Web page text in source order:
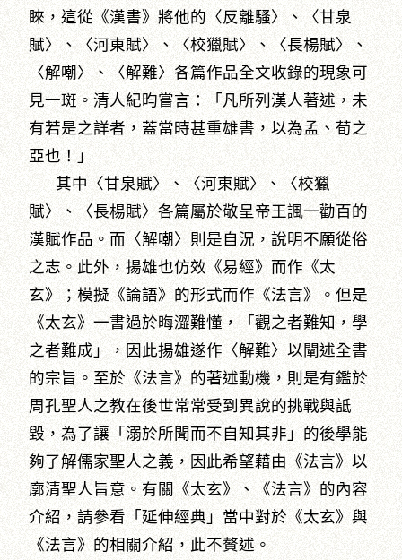
睞，這從《漢書》將他的〈反離騷〉、〈甘泉
賦〉、〈河東賦〉、〈校獵賦〉、〈長楊賦〉、
〈解嘲〉、〈解難〉各篇作品全文收錄的現象可
見一斑。清人紀昀嘗言：「凡所列漢人著述，未
有若是之詳者，蓋當時甚重雄書，以為孟、荀之
亞也！」
其中〈甘泉賦〉、〈河東賦〉、〈校獵
賦〉、〈長楊賦〉各篇屬於敬呈帝王諷一勸百的
漢賦作品。而〈解嘲〉則是自況，說明不願從俗
之志。此外，揚雄也仿效《易經》而作《太
玄》；模擬《論語》的形式而作《法言》。但是
《太玄》一書過於晦澀難懂，「觀之者難知，學
之者難成」，因此揚雄遂作〈解難〉以闡述全書
的宗旨。至於《法言》的著述動機，則是有鑑於
周孔聖人之教在後世常常受到異說的挑戰與詆
毀，為了讓「溺於所聞而不自知其非」的後學能
夠了解儒家聖人之義，因此希望藉由《法言》以
廓清聖人旨意。有關《太玄》、《法言》的內容
介紹，請參看「延伸經典」當中對於《太玄》與
《法言》的相關介紹，此不贅述。